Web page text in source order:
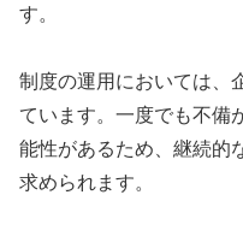
す。
制度の運用においては、
ています。一度でも不備
能性があるため、継続的
求められます。